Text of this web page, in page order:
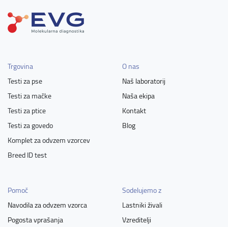
Trgovina
Testi za pse
Testi za mačke
Testi za ptice
Testi za govedo
Komplet za odvzem vzorcev
Breed ID test
O nas
Naš laboratorij
Naša ekipa
Kontakt
Blog
Pomoč
Navodila za odvzem vzorca
Pogosta vprašanja
Sodelujemo z
Lastniki živali
Vzreditelji